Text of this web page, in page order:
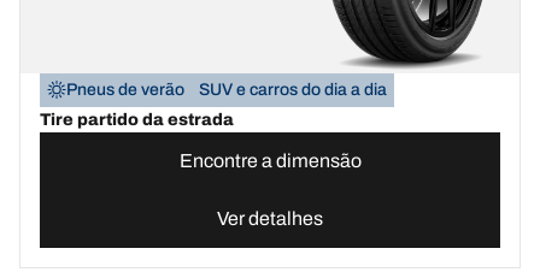
Pneus de verão
SUV e carros do dia a dia
Tire partido da estrada
Encontre a dimensão
Ver detalhes